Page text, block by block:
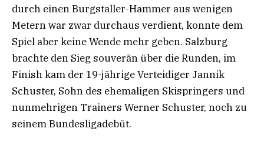
durch einen Burgstaller-Hammer aus wenigen
Metern war zwar durchaus verdient, konnte dem
Spiel aber keine Wende mehr geben. Salzburg
brachte den Sieg souverän über die Runden, im
Finish kam der 19-jährige Verteidiger Jannik
Schuster, Sohn des ehemaligen Skispringers und
nunmehrigen Trainers Werner Schuster, noch zu
seinem Bundesligadebüt.